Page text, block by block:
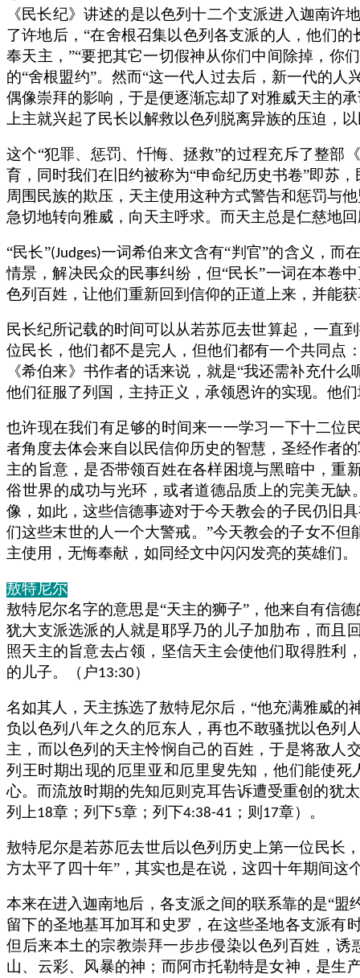
《民长纪》讲述的是以色列十二个支派进入迦南
了许地后，“在舍根召集以色列各支派的人，他们
奉天主，”“要把其它一切假神从你们中间除掉，你
的“舍根盟约”。然而“这一代人过去后，新一代的
偶像崇拜的影响，于是便逐渐忘却了对雅威天主的
上主就兴起了民长以解救以色列脱离异族的压迫，
这个“犯罪、惩罚、忏悔、拯救”的过程充斥了整部
育，同时我们在旧约被称为“申命纪历史书卷”即苏
周围民族的欺压，天主使用这种方式警告和惩罚与
急切地转向雅威，向天主呼求。而天主总是仁慈地
“民长”(Judges)一词希伯来文含有“判官”的含义，而
情景，解决民众的民事纠纷，但“民长”一词在本卷
色列百姓，让他们重新回到信仰的正道上来，并能
民长纪所记载的时间可以从若苏厄去世算起，一直
位民长，他们都不是完人，但他们都有一个共同点
《希伯来》书作者的话来说，就是“我还需补充什
他们征服了列国，主持正义，承领恩许的实现。他
也许现在我们有足够的时间来一一学习一下十二位
者角度去体会来自以民信仰历史的智慧，圣经作者
主的旨意，是否带领百姓在各样困境与黑暗中，重
俗世界的成功与光环，或者道德品质上的完美无
像，如此，这些信德事迹对于今天教会的子民仍旧
们这些末世的人一个大警戒。”今天教会的子女不
主使用，无悔奉献，如同经文中闪闪发亮的英雄们。
敖特尼尔
敖特尼尔名字的意思是“天主的狮子”，他来自有信
犹大支派选派的人就是耶孚乃的儿子加肋布，而且
照天主的旨意去占领，坚信天主会使他们取得胜利
的儿子。（户13:30）
名如其人，天主拣选了敖特尼尔后，“他充满雅威
负以色列八年之久的厄东人，再也不敢骚扰以色列
主，而以色列的天主怜悯自己的百姓，于是将敌人
列王时期出现的厄里亚和厄里叟先知，他们能使死
心。而流放时期的先知厄则克耳告诉遭受重创的犹
列上18章；列下5章；列下4:38-41 ；则 17章）。
敖特尼尔是若苏厄去世后以色列历史上第一位民长
方太平了四十年”，其实也是在说，这四十年期间
本来在进入迦南地后，各支派之间的联系靠的是“
留下的圣地基耳加耳和史罗，在这些圣地各支派有
但后来本土的宗教崇拜一步步侵染以色列百姓，
山、云彩、风暴的神；而阿市托勒特是女神，是生